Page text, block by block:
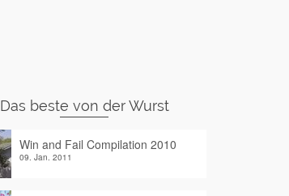
Das beste von der Wurst
Win and Fail Compilation 2010
09. Jan. 2011